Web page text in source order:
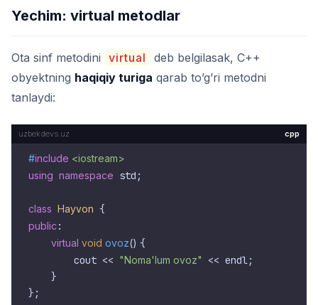
Yechim: virtual metodlar
Ota sinf metodini virtual
deb belgilasak, C++
obyektning haqiqiy turiga qarab to’g’ri metodni
tanlaydi:
cpp
#include <iostream>
using namespace std;
class Hayvon
public :
virtual void ovoz() {
        cout <<
"Noma'lum ovoz"
<< endl;
    }
};